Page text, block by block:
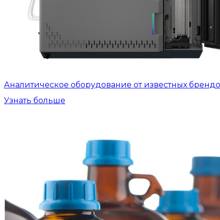
Аналитическое оборудование от известных
Узнать больше